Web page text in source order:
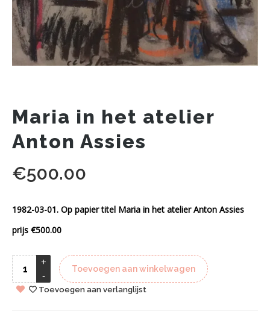
Maria in het atelier
Anton Assies
€500.00
1982-03-01. Op papier titel Maria in het atelier Anton Assies
prijs €500.00
Toevoegen aan winkelwagen
Toevoegen aan verlanglijst